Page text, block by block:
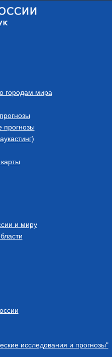
городам мира
прогнозы
и миру
исследования и прогнозы"